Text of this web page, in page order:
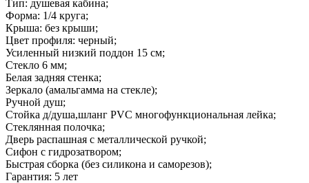
Тип: душевая кабина;
Форма: 1/4 круга;
Крыша: без крыши;
Цвет профиля: черный;
Усиленный низкий поддон 15 см;
Стекло 6 мм;
Белая задняя стенка;
Зеркало (амальгамма на стекле);
Ручной душ;
Стойка д/душа,шланг PVC многофункциональная лейка;
Стеклянная полочка;
Дверь распашная с металлической ручкой;
Сифон с гидрозатвором;
Быстрая сборка (без силикона и саморезов);
Гарантия: 5 лет